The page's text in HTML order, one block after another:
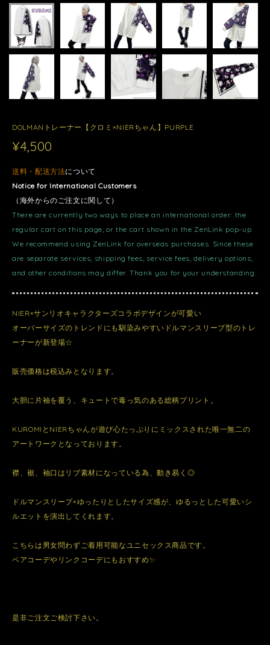
DOLMANトレーナー【クロミ×NIERちゃん】PURPLE
¥4,500
送料・配送方法について
Notice for International Customers
（海外からのご注文に関して）
There are currently two ways to place an international order: the
regular cart on this page, or the cart shown in the ZenLink pop-up.
We recommend using ZenLink for overseas purchases. Since these
are separate services, shipping fees, service fees, delivery options,
and other conditions may differ. Thank you for your understanding.
NIER×サンリオキャラクターズコラボデザインが可愛い
オーバーサイズのトレンドにも馴染みやすいドルマンスリーブ型のトレ
ーナーが新登場☆
販売価格は税込みとなります。
大胆に片袖を覆う、キュートで毒っ気のある総柄プリント。
KUROMIとNIERちゃんが遊び心たっぷりにミックスされた唯一無二の
アートワークとなっております。
襟、裾、袖口はリブ素材になっている為、動き易く◎
ドルマンスリーブ×ゆったりとしたサイズ感が、ゆるっとした可愛いシ
ルエットを演出してくれます。
こちらは男女問わずご着用可能なユニセックス商品です。
ペアコーデやリンクコーデにもおすすめ✨
是非ご注文ご検討下さい。